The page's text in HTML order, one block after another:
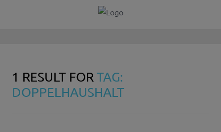
1 RESULT FORTAG:
DOPPELHAUSHALT